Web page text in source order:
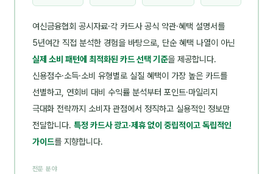
여신금융협회 공시자료·각 카드사 공식 약관·혜택 설명서를
5년여간 직접 분석한 경험을 바탕으로, 단순 혜택 나열이 아닌
실제 소비 패턴에 최적화된 카드 선택 기준을 제공합니다.
신용점수·소득·소비 유형별로 실질 혜택이 가장 높은 카드를
선별하고, 연회비 대비 수익률 분석부터 포인트·마일리지
극대화 전략까지 소비자 관점에서 정직하고 실용적인 정보만
전달합니다. 특정 카드사 광고·제휴 없이 중립적이고 독립적인
가이드를 지향합니다.
전문 분야